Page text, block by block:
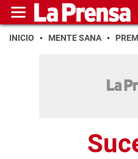
INICIO MENTE SANA